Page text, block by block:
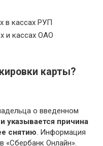
в кассах РУП
и кассах ОАО
карты?
о введенном
причина
снятию. Информация
«Сбербанк Онлайн».